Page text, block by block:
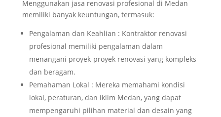
Menggunakan jasa renovasi profesional di Medan
memiliki banyak keuntungan, termasuk:
Pengalaman dan Keahlian : Kontraktor renovasi
profesional memiliki pengalaman dalam
menangani proyek-proyek renovasi yang kompleks
dan beragam.
Pemahaman Lokal : Mereka memahami kondisi
lokal, peraturan, dan iklim Medan, yang dapat
mempengaruhi pilihan material dan desain yang